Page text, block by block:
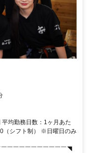
均勤務日数：1ヶ月あた
（シフト制） ※日曜日のみ
￣￣￣￣￣￣￣￣￣￣◥